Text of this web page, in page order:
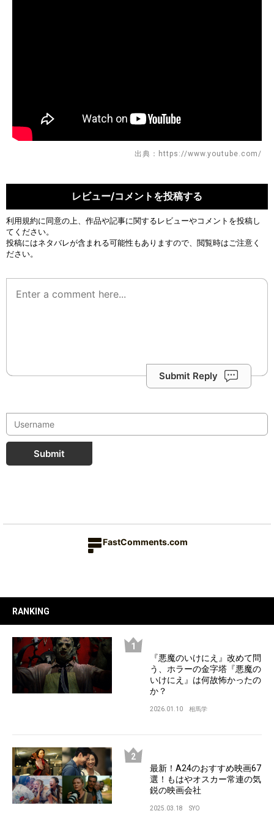
出典：https://www.youtube.com/
レビュー/コメントを投稿する
利用規約に同意の上、作品や記事に関するレビューやコメントを投稿し
てください。
投稿にはネタバレが含まれる可能性もありますので、閲覧時はご注意く
ださい。
Submit Reply
Submit
FastComments.com
RANKING
『悪魔のいけにえ』改めて問
う、ホラーの金字塔『悪魔の
いけにえ』は何故怖かったの
か？
2026.01.10 相馬学
最新！A24のおすすめ映画67
選！もはやオスカー常連の気
鋭の映画会社
2025.03.18 SYO